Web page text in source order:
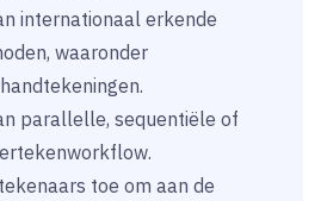
internationaal erkende
waaronder
parallelle, sequentiële of
toe om aan de